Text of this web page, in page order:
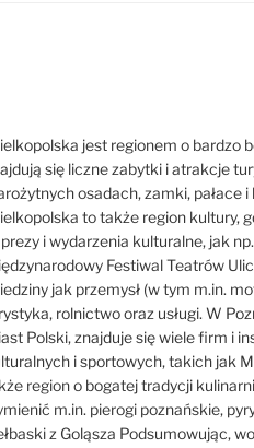
jest regionem o bardzo
się liczne zabytki i atrakcje
osadach, zamki, pałace
to także region kultury,
i wydarzenia kulturalne, jak
Festiwal Teatrów
jak przemysł (w tym m.in.
rolnictwo oraz usługi. W
Polski, znajduje się wiele firm i
i sportowych, takich jak
region o bogatej tradycji
m.in. pierogi poznańskie,
z Goląsza Podsumowując,